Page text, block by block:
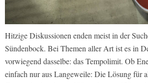
Hitzige Diskussionen enden meist in der
Sündenbock. Bei Themen aller Art ist es in
vorwiegend dasselbe: das Tempolimit. Ob
einfach nur aus Langeweile: Die Lösung für